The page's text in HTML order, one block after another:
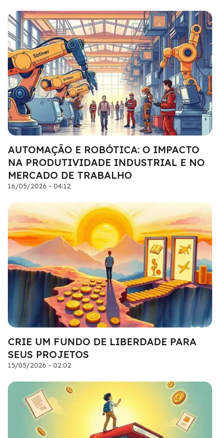
AUTOMAÇÃO E ROBÓTICA: O IMPACTO
NA PRODUTIVIDADE INDUSTRIAL E NO
MERCADO DE TRABALHO
16/05/2026 - 04:12
CRIE UM FUNDO DE LIBERDADE PARA
SEUS PROJETOS
15/05/2026 - 02:02